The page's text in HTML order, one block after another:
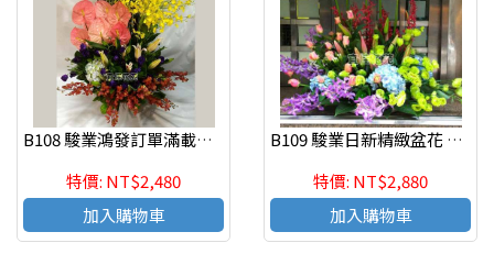
B108 駿業鴻發訂單滿載精緻盆花 慶祝榮陞、開幕喬遷、參展成功
特價: NT$2,480
加入購物車
B109 駿業日新精緻盆花 慶祝榮陞、開幕喬遷、參展成功
特價: NT$2,880
加入購物車